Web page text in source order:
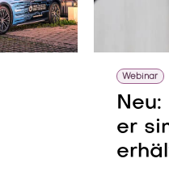
Webinar
er